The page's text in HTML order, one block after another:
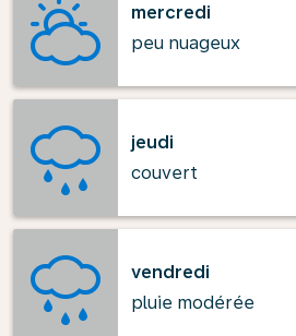
mercredi
peu nuageux
jeudi
couvert
vendredi
pluie modérée